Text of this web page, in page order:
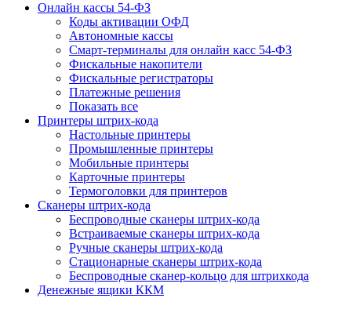
Онлайн кассы 54-ФЗ
Коды активации ОФД
Автономные кассы
Смарт-терминалы для онлайн касс 54-ФЗ
Фискальные накопители
Фискальные регистраторы
Платежные решения
Показать все
Принтеры штрих-кода
Настольные принтеры
Промышленные принтеры
Мобильные принтеры
Карточные принтеры
Термоголовки для принтеров
Сканеры штрих-кода
Беспроводные сканеры штрих-кода
Встраиваемые сканеры штрих-кода
Ручные сканеры штрих-кода
Стационарные сканеры штрих-кода
Беспроводные сканер-кольцо для штрихкода
Денежные ящики ККМ